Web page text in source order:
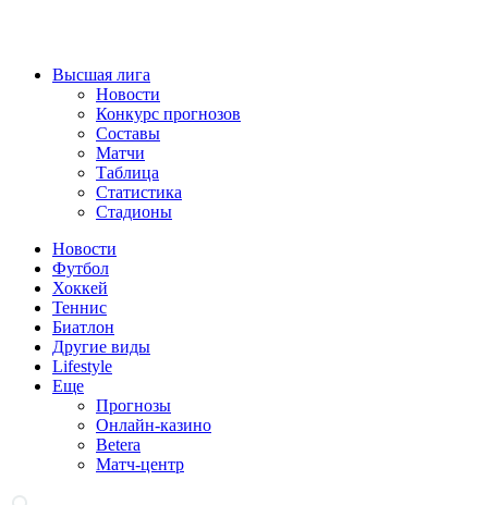
Высшая лига
Новости
Конкурс прогнозов
Составы
Матчи
Таблица
Статистика
Стадионы
Новости
Футбол
Хоккей
Теннис
Биатлон
Другие виды
Lifestyle
Еще
Прогнозы
Онлайн-казино
Betera
Матч-центр